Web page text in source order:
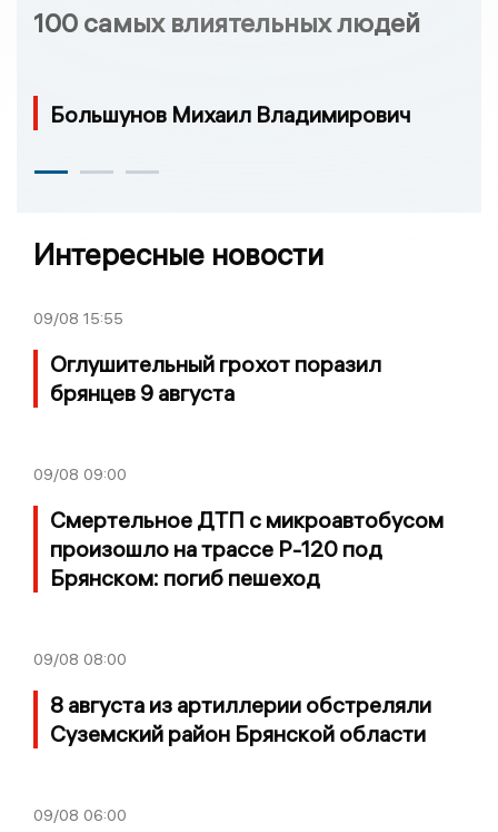
100 самых влиятельных людей
Большунов Михаил Владимирович
Интересные новости
09/08 15:55
Оглушительный грохот поразил
брянцев 9 августа
09/08 09:00
Смертельное ДТП с микроавтобусом
произошло на трассе Р-120 под
Брянском: погиб пешеход
09/08 08:00
8 августа из артиллерии обстреляли
Суземский район Брянской области
09/08 06:00